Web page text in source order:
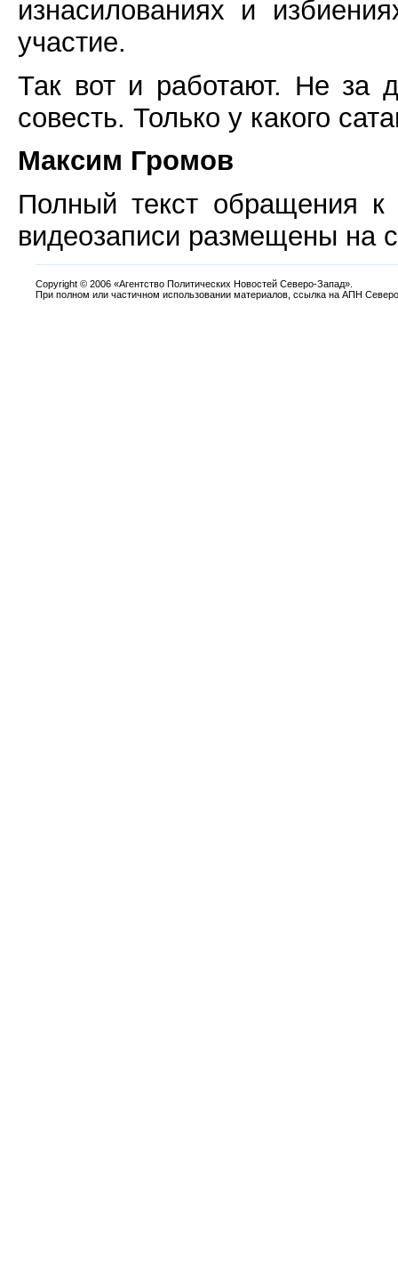
изнасилованиях и
участие.
Так вот и работают. Не за
совесть. Только у какого
Максим Громов
Полный текст обращения
видеозаписи размещены на
Copyright © 2006 «Агентство Политических Новостей Северо-Запад».
При полном или частичном использовании материалов, ссылка на АПН